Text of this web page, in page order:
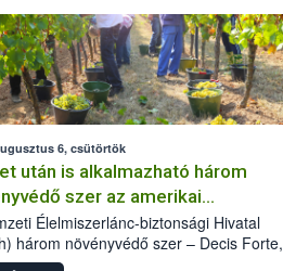
6, csütörtök
után is alkalmazható három
szer az amerikai
ellen
Élelmiszerlánc-biztonsági Hivatal
három növényvédő szer – Decis Forte,
24 EW, Oroganic – engedélyokiratát